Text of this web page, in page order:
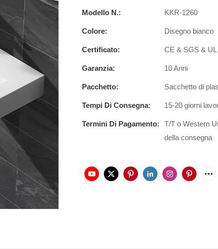
Modello N.: KKR-1260
Colore: Disegno bianco
Certificato: CE & SGS &
Garanzia: 10 Anni
Pacchetto: Sacchetto di
Tempi Di Consegna: 15-20 giorni
Termini Di Pagamento:
T/T o Western
della consegna